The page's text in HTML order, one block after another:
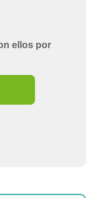
ellos por